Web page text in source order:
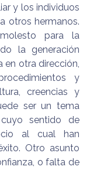
y los individuos
otros hermanos.
molesto para la
la generación
en otra dirección,
y
creencias y
ser un tema
cuyo sentido de
al cual han
Otro asunto
o falta de